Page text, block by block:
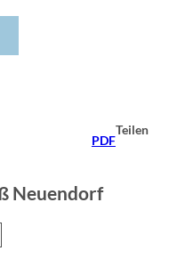
PDF
Teilen
Neuendorf